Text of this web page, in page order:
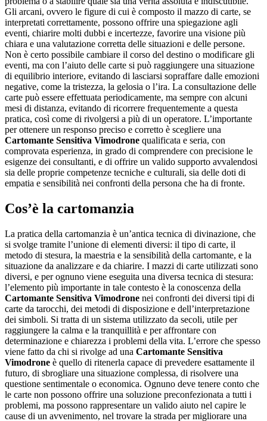
Gli arcani, ovvero le figure di cui è composto il mazzo di carte, se
interpretati correttamente, possono offrire una spiegazione agli
eventi, chiarire molti dubbi e incertezze, favorire una visione più
chiara e una valutazione corretta delle situazioni e delle persone.
Non è certo possibile cambiare il corso del destino o modificare gli
eventi, ma con l’aiuto delle carte si può raggiungere una situazione
di equilibrio interiore, evitando di lasciarsi sopraffare dalle emozioni
negative, come la tristezza, la gelosia o l’ira. La consultazione delle
carte può essere effettuata periodicamente, ma sempre con alcuni
mesi di distanza, evitando di ricorrere frequentemente a questa
pratica, così come di rivolgersi a più di un operatore. L’importante
per ottenere un responso preciso e corretto è scegliere una
Cartomante Sensitiva Vimodrone qualificata e seria, con
comprovata esperienza, in grado di comprendere con precisione le
esigenze dei consultanti, e di offrire un valido supporto avvalendosi
sia delle proprie competenze tecniche e culturali, sia delle doti di
empatia e sensibilità nei confronti della persona che ha di fronte.
Cos’è la cartomanzia
La pratica della cartomanzia è un’antica tecnica di divinazione, che
si svolge tramite l’unione di elementi diversi: il tipo di carte, il
metodo di stesura, la maestria e la sensibilità della cartomante, e la
situazione da analizzare e da chiarire. I mazzi di carte utilizzati sono
diversi, e per ognuno viene eseguita una diversa tecnica di stesura:
l’elemento più importante in tale contesto è la conoscenza della
Cartomante Sensitiva Vimodrone nei confronti dei diversi tipi di
carte da tarocchi, dei metodi di disposizione e dell’interpretazione
dei simboli. Si tratta di un sistema utilizzato da secoli, utile per
raggiungere la calma e la tranquillità e per affrontare con
determinazione e chiarezza i problemi della vita. L’errore che spesso
viene fatto da chi si rivolge ad una Cartomante Sensitiva
Vimodrone è quello di ritenerla capace di prevedere esattamente il
futuro, di sbrogliare una situazione complessa, di risolvere una
questione sentimentale o economica. Ognuno deve tenere conto che
le carte non possono offrire una soluzione preconfezionata a tutti i
problemi, ma possono rappresentare un valido aiuto nel capire le
cause di un avvenimento, nel trovare la strada per migliorare una